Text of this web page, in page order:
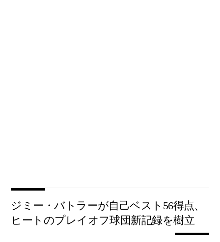
ジミー・バトラーが自己ベスト56得点、
ヒートのプレイオフ球団新記録を樹立